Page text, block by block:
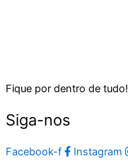
Fique por dentro de tudo!
Siga-nos
Facebook-f Instagram